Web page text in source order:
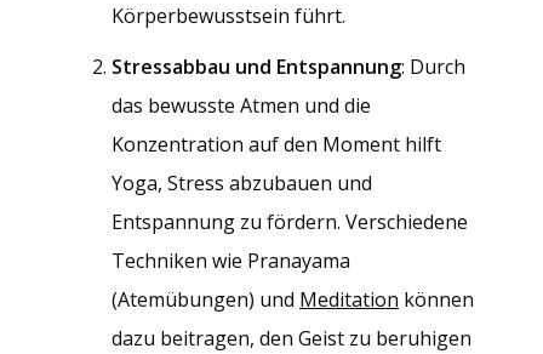
Körperbewusstsein führt.
Stressabbau und Entspannung: Durch
das bewusste Atmen und die
Konzentration auf den Moment hilft
Yoga, Stress abzubauen und
Entspannung zu fördern. Verschiedene
Techniken wie Pranayama
(Atemübungen) und Meditation können
dazu beitragen, den Geist zu beruhigen